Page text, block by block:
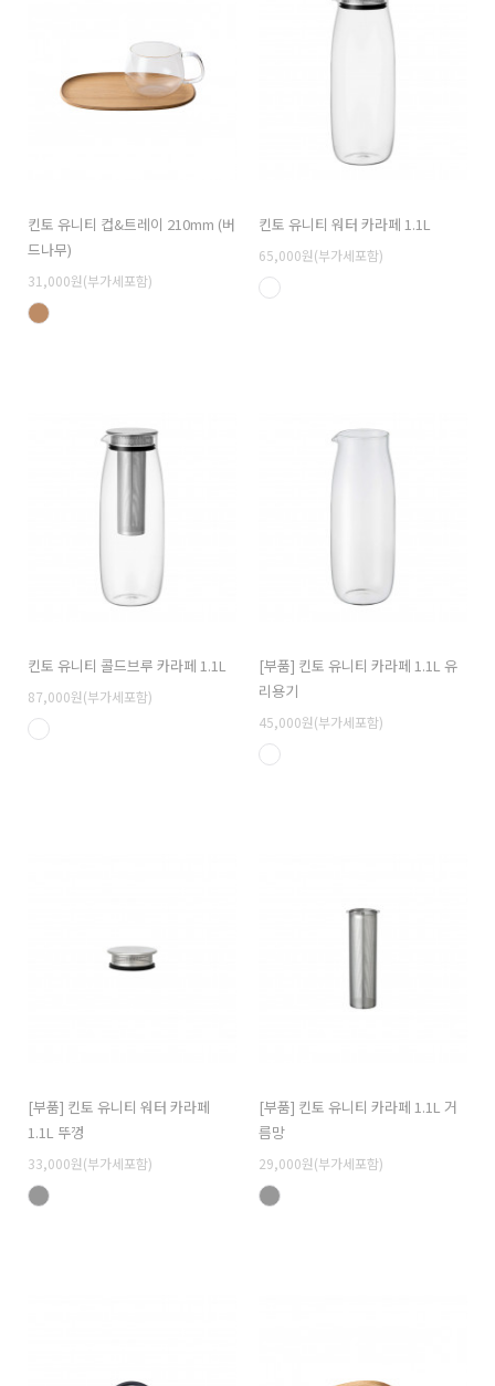
킨토 유니티 컵&트레이 210mm (버
드나무)
31,000원(부가세포함)
킨토 유니티 워터 카라페 1.1L
65,000원(부가세포함)
킨토 유니티 콜드브루 카라페 1.1L
87,000원(부가세포함)
[부품] 킨토 유니티 카라페 1.1L 유
리용기
45,000원(부가세포함)
[부품] 킨토 유니티 워터 카라페
1.1L 뚜껑
33,000원(부가세포함)
[부품] 킨토 유니티 카라페 1.1L 거
름망
29,000원(부가세포함)